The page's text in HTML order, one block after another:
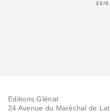
23/
Editions Glénat
24 Avenue du Maréchal de